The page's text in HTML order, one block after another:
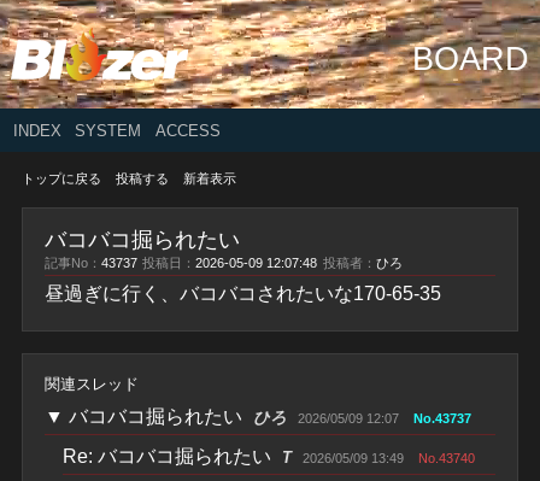
BOARD
INDEX SYSTEM ACCESS
トップに戻る 投稿する 新着表示
バコバコ掘られたい
記事No： 43737 投稿日：2026-05-09 12:07:48 投稿者： ひろ
昼過ぎに行く、バコバコされたいな170-65-35
関連スレッド
▼ バコバコ掘られたい ひろ 2026/05/09 12:07 No.43737
Re: バコバコ掘られたい T 2026/05/09 13:49 No.43740